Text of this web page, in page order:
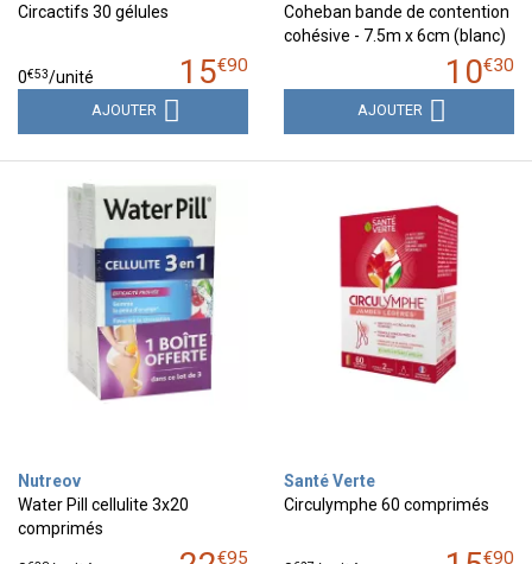
Circactifs 30 gélules
15€90
0€53/unité
AJOUTER
Coheban bande de contention
cohésive - 7.5m x 6cm (blanc)
10€30
AJOUTER
Nutreov
Water Pill cellulite 3x20
comprimés
€95
Santé Verte
Circulymphe 60 comprimés
€90